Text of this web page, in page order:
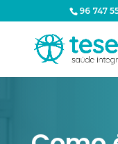
96 747